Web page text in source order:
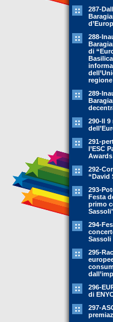
287-
288-
di
regione
289-
290-Il
291-
l’ESC
Awards
292-
“David
293-
Festa
primo
294-
Sassoli
295-
296-
di
297-